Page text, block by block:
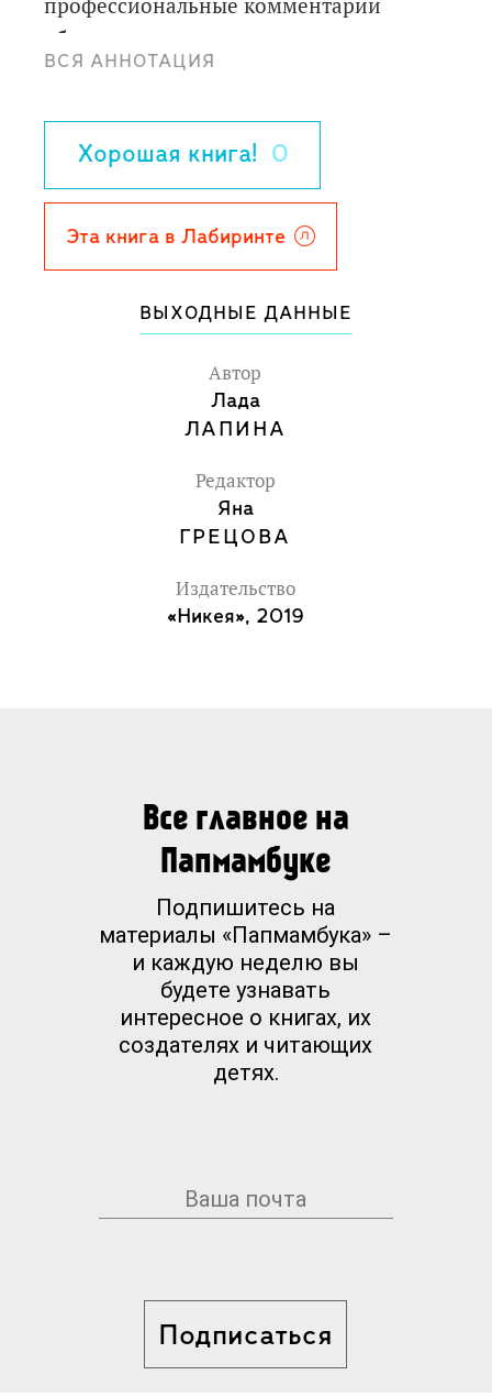
профессиональные комментарии
объясняют, почему героиня не
справляется с ситуацией и где искать
оказавшимся в похожих
обстоятельствах, справиться с
разрушающим чувством вины и
постоянной тревоги, избавиться от
гиперответственности, а главное —
вернуть себе возможность радоваться
ВСЯ АННОТАЦИЯ
Хорошая книга! 0
Эта книга в Лабиринте
ВЫХОДНЫЕ ДАННЫЕ
Автор
Лада
ЛАПИНА
Редактор
Яна
ГРЕЦОВА
Издательство
«Никея», 2019
Все главное на
Папмамбуке
Подпишитесь на
материалы «Папмамбука» –
и каждую неделю вы
будете узнавать
интересное о книгах, их
создателях и читающих
детях.
Подписаться